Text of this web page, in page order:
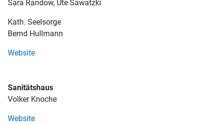
Sara Randow, Ute Sawatzki
Kath. Seelsorge
Bernd Hullmann
Website
Sanitätshaus
Volker Knoche
Website